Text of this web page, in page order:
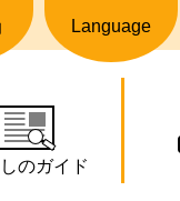
Language
のガイド